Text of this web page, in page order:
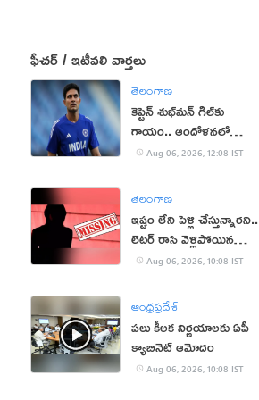
ఫీచర్ / ఇటీవలి వార్తలు
తెలంగాణ
కెప్టెన్ శుభ్‌మన్ గిల్‌కు
గాయం.. ఆందోళనలో
అభిమానులు!
Aug 06, 2026, 12:08 IST
తెలంగాణ
ఇష్టం లేని పెళ్లి చేస్తున్నారని..
లెటర్ రాసి వెళ్లిపోయిన
విద్యార్థిని!
Aug 06, 2026, 10:08 IST
ఆంధ్రప్రదేశ్
పలు కీలక నిర్ణయాలకు ఏపీ
క్యాబినెట్ ఆమోదం
Aug 06, 2026, 10:08 IST